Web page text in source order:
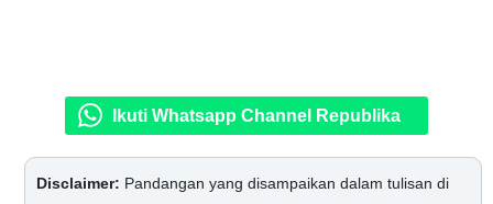
Ikuti Whatsapp Channel Republika
Disclaimer: Pandangan yang disampaikan dalam tulisan di